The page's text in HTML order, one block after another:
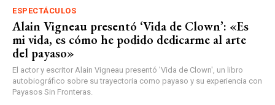
ESPECTÁCULOS
Alain Vigneau presentó ‘Vida de Clown’: «Es
mi vida, es cómo he podido dedicarme al arte
del payaso»
El actor y escritor Alain Vigneau presentó 'Vida de Clown', un libro
autobiográfico sobre su trayectoria como payaso y su experiencia con
Payasos Sin Fronteras.